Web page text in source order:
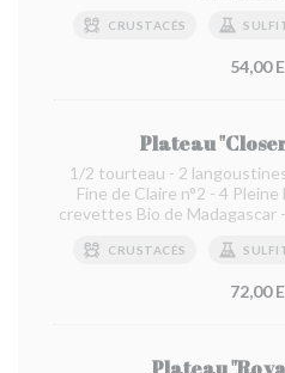
CRUSTACÉS
54,00
Plateau
1/2 tourteau - 2
Fine de Claire n°2 - 4
crevettes Bio de
CRUSTACÉS
72,00